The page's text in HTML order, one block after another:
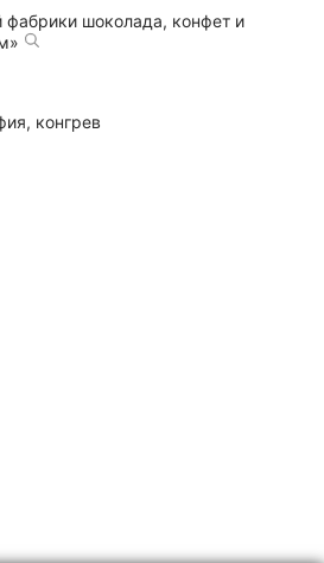
фабрики шоколада, конфет и
конгрев